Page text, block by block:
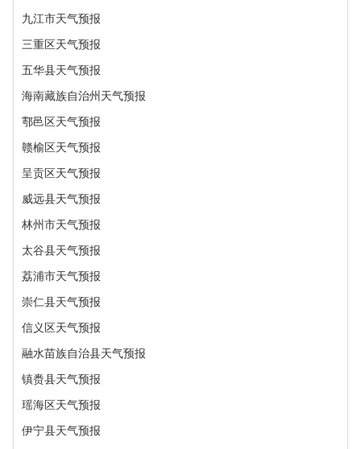
九江市天气预报
三重区天气预报
五华县天气预报
海南藏族自治州天气预报
鄠邑区天气预报
赣榆区天气预报
呈贡区天气预报
威远县天气预报
林州市天气预报
太谷县天气预报
荔浦市天气预报
崇仁县天气预报
信义区天气预报
融水苗族自治县天气预报
镇赉县天气预报
瑶海区天气预报
伊宁县天气预报